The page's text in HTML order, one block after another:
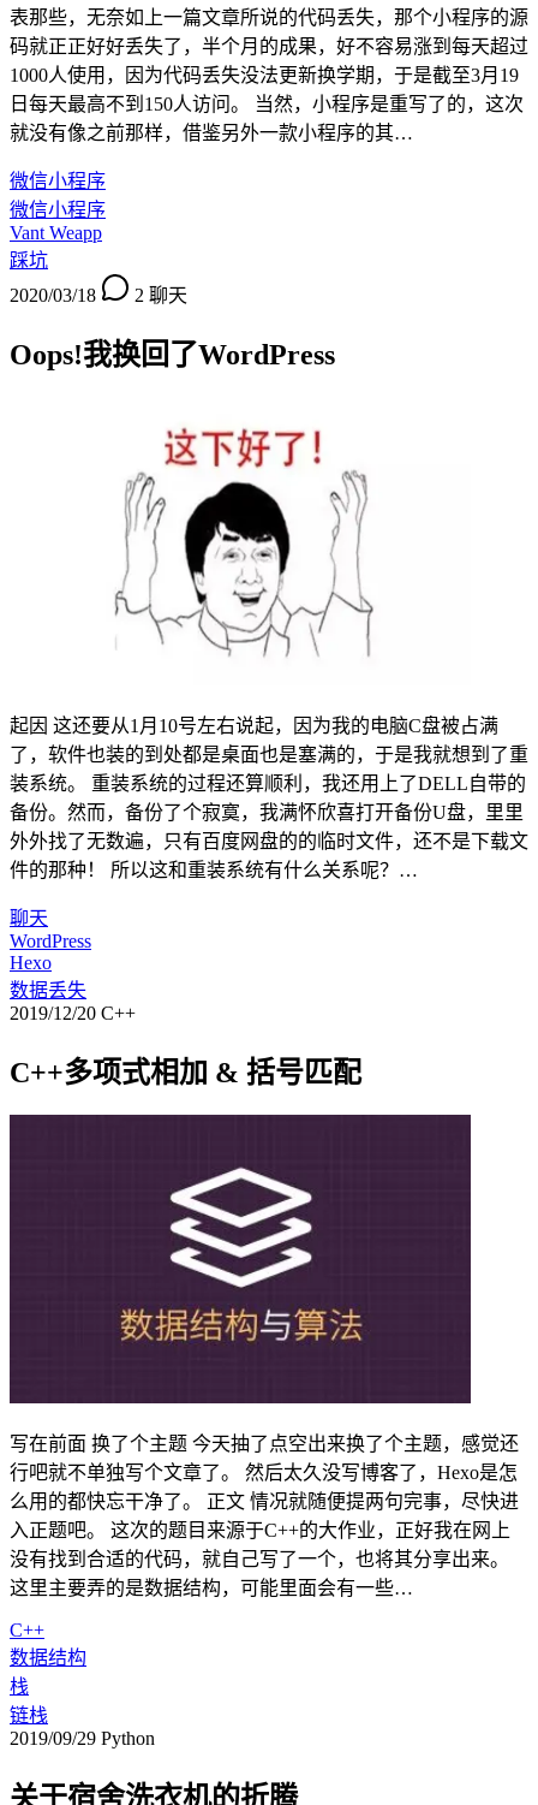
表那些，无奈如上一篇文章所说的代码丢失，那个小程序的源
码就正正好好丢失了，半个月的成果，好不容易涨到每天超过
1000人使用，因为代码丢失没法更新换学期，于是截至3月19
日每天最高不到150人访问。 当然，小程序是重写了的，这次
就没有像之前那样，借鉴另外一款小程序的其…
微信小程序
微信小程序
Vant Weapp
踩坑
2020/03/18
2 聊天
Oops!我换回了WordPress
起因 这还要从1月10号左右说起，因为我的电脑C盘被占满
了，软件也装的到处都是桌面也是塞满的，于是我就想到了重
装系统。 重装系统的过程还算顺利，我还用上了DELL自带的
备份。然而，备份了个寂寞，我满怀欣喜打开备份U盘，里里
外外找了无数遍，只有百度网盘的的临时文件，还不是下载文
件的那种！ 所以这和重装系统有什么关系呢？…
聊天
WordPress
Hexo
数据丢失
2019/12/20 C++
C++多项式相加 & 括号匹配
写在前面 换了个主题 今天抽了点空出来换了个主题，感觉还
行吧就不单独写个文章了。 然后太久没写博客了，Hexo是怎
么用的都快忘干净了。 正文 情况就随便提两句完事，尽快进
入正题吧。 这次的题目来源于C++的大作业，正好我在网上
没有找到合适的代码，就自己写了一个，也将其分享出来。
这里主要弄的是数据结构，可能里面会有一些…
C++
数据结构
栈
链栈
2019/09/29 Python
关于宿舍洗衣机的折腾